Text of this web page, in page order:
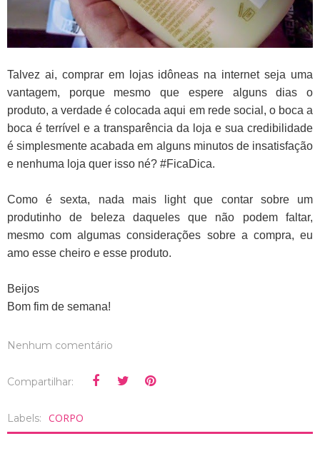
Talvez ai, comprar em lojas idôneas na internet seja uma
vantagem, porque mesmo que espere alguns dias o
produto, a verdade é colocada aqui em rede social, o boca a
boca é terrível e a transparência da loja e sua credibilidade
é simplesmente acabada em alguns minutos de insatisfação
e nenhuma loja quer isso né? #FicaDica.
Como é sexta, nada mais light que contar sobre um
produtinho de beleza daqueles que não podem faltar,
mesmo com algumas considerações sobre a compra, eu
amo esse cheiro e esse produto.
Beijos
Bom fim de semana!
Nenhum comentário
Compartilhar:
Labels: CORPO